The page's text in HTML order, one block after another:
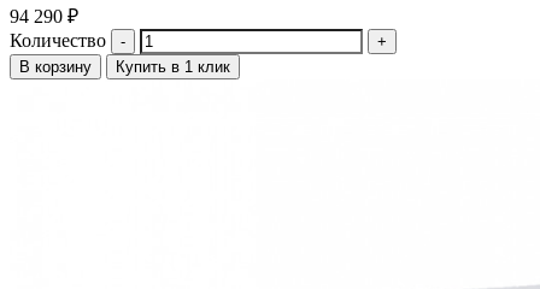
94 290 ₽
Количество
В корзину Купить в 1 клик